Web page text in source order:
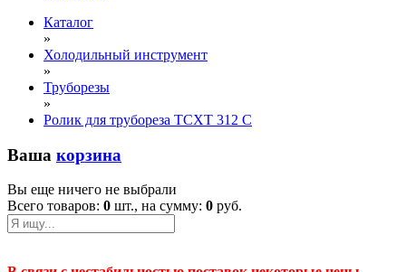
Каталог
»
Холодильный инструмент
»
Труборезы
»
Ролик для трубореза TCXT 312 C
Ваша корзина
Вы еще ничего не выбрали
Всего товаров: 0 шт., на сумму: 0 руб.